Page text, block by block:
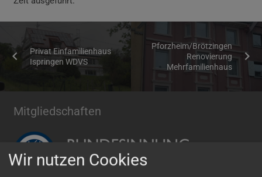
Privat Einfamilienhaus
Ispringen WDVS
Pforzheim/Brötzingen
Renovierung
Mehrfamilienhaus
Mitgliedschaften
Wir nutzen Cookies